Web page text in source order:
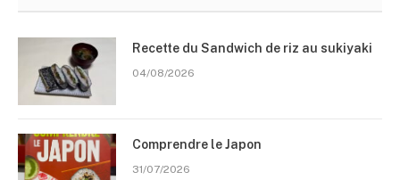
Recette du Sandwich de riz au sukiyaki
04/08/2026
Comprendre le Japon
31/07/2026